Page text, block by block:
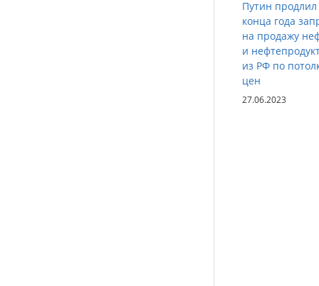
Путин продлил
конца года
на продажу
и
из РФ по
цен
27.06.2023